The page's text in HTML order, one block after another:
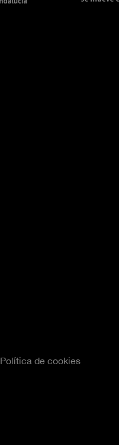
Política de cookies